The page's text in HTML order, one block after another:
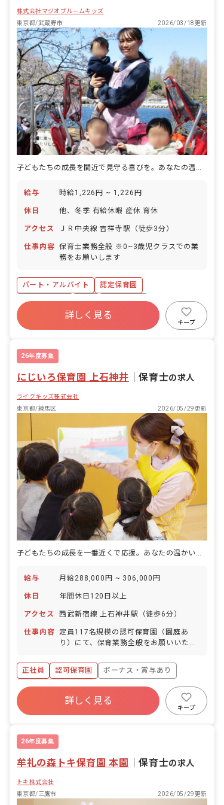
株式会社マジオブルームキッズ
東京都/武蔵野市
2026/03/18更新
子どもたちの成長を間近で見守る喜びを。あなたの温かい手が未来を育みます。
給与 時給1,226円 ~ 1,226円
休日 他、冬季 有給休暇 産休 育休
アクセス ＪＲ中央線 吉祥寺駅（徒歩3分）
仕事内容 保育士業務全般 ※0~3歳児クラスでの業
務をお願いします
パート・アルバイト
認定保育園
社会保険完備
有給
残業少なめ
昇給昇進あり
産休育休制度
正社員登用
詳しく見る
キープ
26年度募集
にじいろ保育園 上石神井 ｜保育士の求人
ライクキッズ株式会社
東京都/練馬区
2026/05/29更新
子どもたちの成長を一番近くで応援。あなたの温かい心、ここで輝かせませんか？
給与 月給288,000円 ~ 306,000円
休日 年間休日120日以上
アクセス 西武新宿線 上石神井駅（徒歩6分）
仕事内容
定員117名規模の認可保育園（園庭あ
り）にて、保育業務全般をお願いいたし
る園舎と「自然共育」を大切にしていま
す。 ・「あたたかい空間「いえ」が人を
育てる」を合言葉に、主体性を育む「コ
ーナー保育」などを取り入れ、子どもた
ち一人ひとりに寄り添う保育を実践して
無：あり
正社員 認可保育園
ボーナス・賞与あり
年間休日120日以上
寮・住宅・家賃補助あり
社会保険完備
残業少なめ
詳しく見る
キープ
26年度募集
牟礼の森トキ保育園 本園 ｜保育士の求人
トキ株式会社
東京都/三鷹市
2026/05/29更新